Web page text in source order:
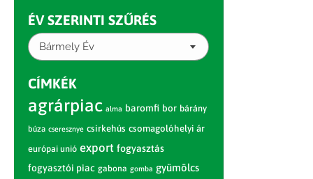
ÉV SZERINTI SZŰRÉS
Bármely Év
CÍMKÉK
agrárpiac alma baromfi bor bárány
búza cseresznye csirkehús csomagolóhelyi ár
európai unió export fogyasztás
fogyasztói piac gabona gomba gyümölcs